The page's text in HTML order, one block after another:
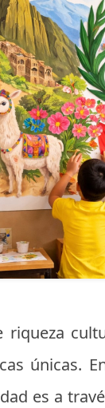
únicas.
es a